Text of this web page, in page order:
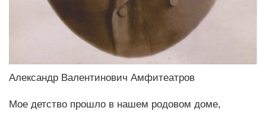
Александр Валентинович Амфитеатров
Мое детство прошло в нашем родовом доме,